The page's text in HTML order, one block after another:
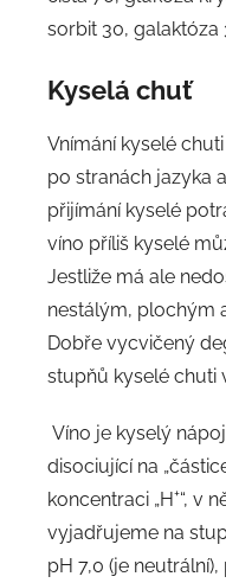
sorbit 30, galaktóza
Kyselá chuť
Vnímání kyselé
po stranách jazyka
přijímání kyselé
víno příliš kyselé
Jestliže má ale
nestálým, plochým
Dobře vycvičený
stupňů kyselé chuti
Víno je kyselý
disociující na
koncentraci „H+“, v
vyjadřujeme na
pH 7,0 (je